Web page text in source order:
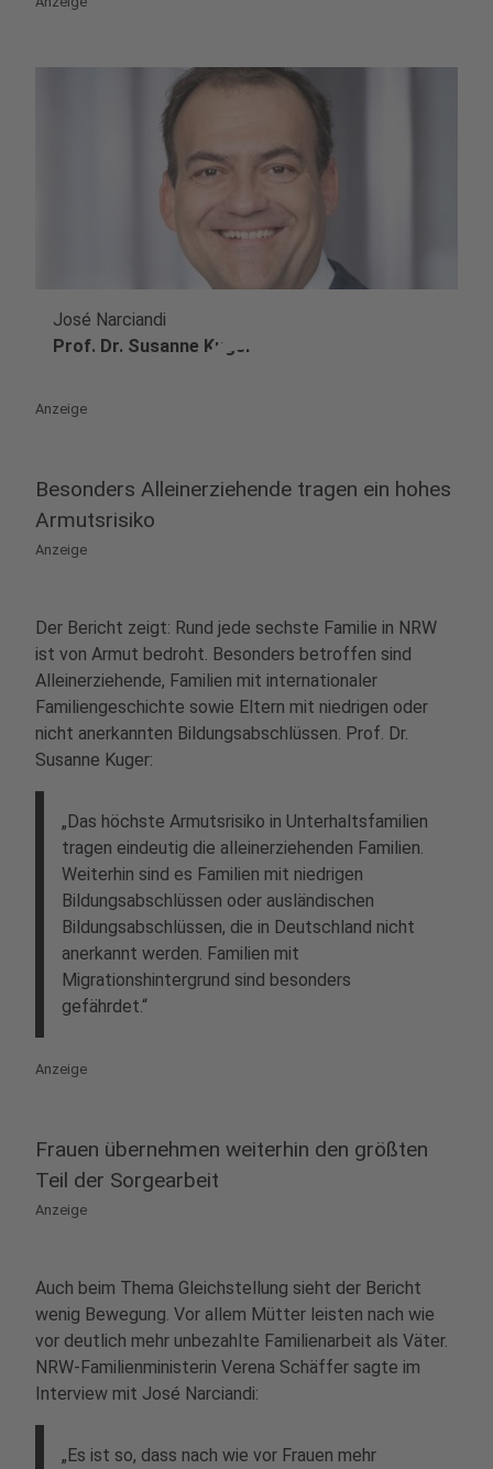
play_circle
José Narciandi
Prof. Dr. Susanne Kuger
Anzeige
Besonders Alleinerziehende tragen ein hohes
Armutsrisiko
Anzeige
Der Bericht zeigt: Rund jede sechste Familie in NRW
ist von Armut bedroht. Besonders betroffen sind
Alleinerziehende, Familien mit internationaler
Familiengeschichte sowie Eltern mit niedrigen oder
nicht anerkannten Bildungsabschlüssen. Prof. Dr.
Susanne Kuger:
„Das höchste Armutsrisiko in Unterhaltsfamilien
tragen eindeutig die alleinerziehenden Familien.
Weiterhin sind es Familien mit niedrigen
Bildungsabschlüssen oder ausländischen
Bildungsabschlüssen, die in Deutschland nicht
anerkannt werden. Familien mit
Migrationshintergrund sind besonders
gefährdet.“
Anzeige
Frauen übernehmen weiterhin den größten
Teil der Sorgearbeit
Anzeige
Auch beim Thema Gleichstellung sieht der Bericht
wenig Bewegung. Vor allem Mütter leisten nach wie
vor deutlich mehr unbezahlte Familienarbeit als Väter.
NRW-Familienministerin Verena Schäffer sagte im
Interview mit José Narciandi:
„Es ist so, dass nach wie vor Frauen mehr